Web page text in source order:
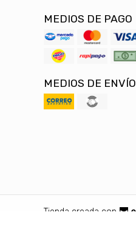
MEDIOS DE PAGO
MEDIOS DE ENVÍO
Tienda creada con